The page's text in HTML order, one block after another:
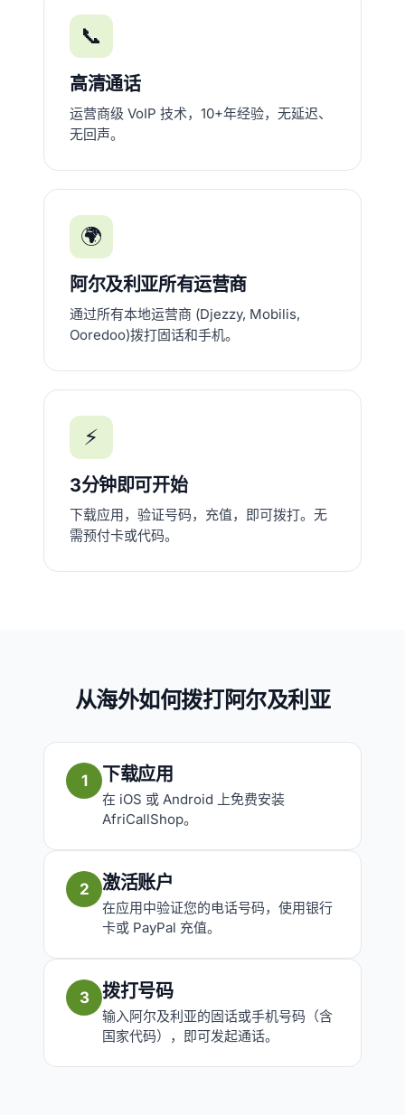
📞
高清通话
运营商级 VoIP 技术，10+年经验，无延迟、
无回声。
🌍
阿尔及利亚所有运营商
通过所有本地运营商 (Djezzy, Mobilis,
Ooredoo)拨打固话和手机。
⚡
3分钟即可开始
下载应用，验证号码，充值，即可拨打。无
需预付卡或代码。
从海外如何拨打阿尔及利亚
1 下载应用
在 iOS 或 Android 上免费安装
AfriCallShop。
2 激活账户
在应用中验证您的电话号码，使用银行
卡或 PayPal 充值。
3 拨打号码
输入阿尔及利亚的固话或手机号码（含
国家代码），即可发起通话。